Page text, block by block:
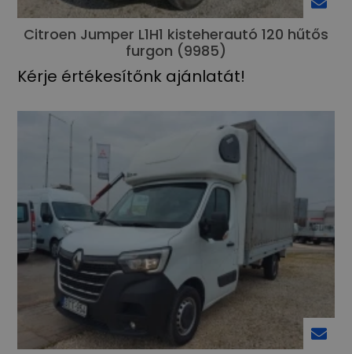
Citroen Jumper L1H1 kisteherautó 120 hűtős
furgon (9985)
Kérje értékesítőnk ajánlatát!